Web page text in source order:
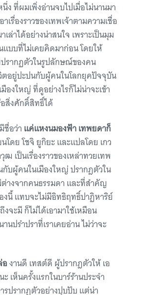
ง ที่ผมเพิ่งอ่านจบไปเมื่อไม่นานมา
เรื่องราวของเทพเจ้าตามความเชื่อ
ล่าได้อย่างน่าสนใจ เพราะเป็นมุม
แบบที่ไม่เคยคิดมาก่อน โดยให้
รากฏตัวในรูปลักษณ์ของคน
ตอยู่ปะปนกับผู้คนในโลกยุคปัจจุบัน
มืองใหญ่ ที่ดูอย่างไรก็ไม่น่าจะเข้า
สิ่งศักดิ์สิทธิ์ได้
ชื่อว่า แค่แหงนมองฟ้า เทพยดาก็
นโดย โชจิ ยูกิยะ และแปลโดย เกว
เป็นเรื่องราวของเหล่าทวยเทพ
บผู้คนในเมืองใหญ่ ปรากฎตัวใน
างจากคนธรรมดา และที่สำคัญ
งนี้ แทบจะไม่มีอิทธิฤทธิ์ปาฏิหาริย์
งจะมี ก็ไม่ได้เอามาใช้เหมือน
นปรำปราที่เราเคยอ่าน ไม่ว่าจะ
งานดี เทสต์ดี ผู้ปรากฎตัวให้ เอ
ะ เห็นครั้งแรกในบาร์ร้านประจำ
รปรากฏตัวอย่างปุบปับ แต่น่า